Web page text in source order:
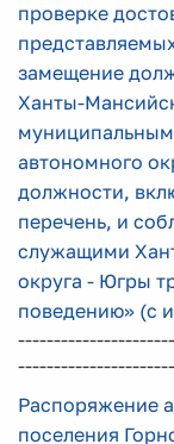
проверке
замещение
Ханты-
автономного
должности,
перечень, и
служащими
округа - Югры
поведению» (с
Распоряжение
поселения